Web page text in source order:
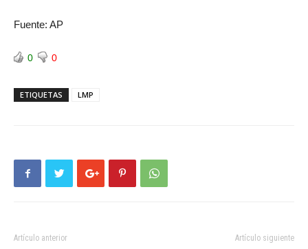
Fuente: AP
0 0
ETIQUETAS LMP
Artículo anterior Artículo siguiente